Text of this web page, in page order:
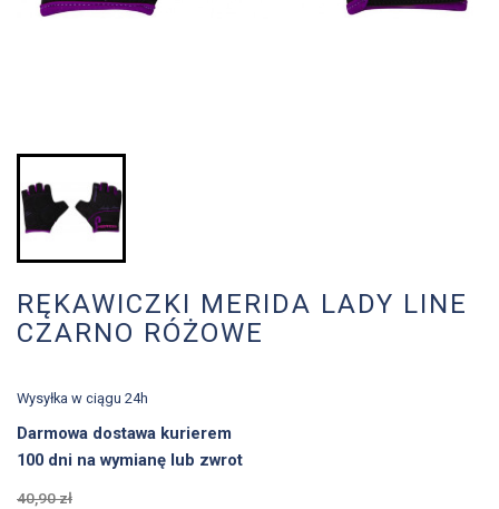
RĘKAWICZKI MERIDA LADY LINE
CZARNO RÓŻOWE
Wysyłka w ciągu 24h
Darmowa dostawa kurierem
100 dni na wymianę lub zwrot
40,90 zł